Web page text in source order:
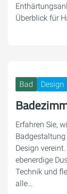
Überblick für
Bad Design
Erfahren Sie,
Design
ebenerdige
Technik und
alle…